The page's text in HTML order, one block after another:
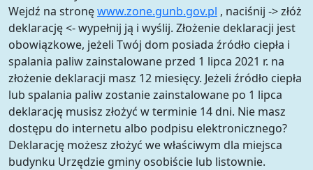
Wejdź na stronęwww.zone.gunb.gov.pl , naciśnij -> złóż
deklarację <- wypełnij ją i wyślij. Złożenie deklaracji jest
obowiązkowe, jeżeli Twój dom posiada źródło ciepła i
spalania paliw zainstalowane przed 1 lipca 2021 r. na
złożenie deklaracji masz 12 miesięcy. Jeżeli źródło ciepła
lub spalania paliw zostanie zainstalowane po 1 lipca
deklarację musisz złożyć w terminie 14 dni. Nie masz
dostępu do internetu albo podpisu elektronicznego?
Deklarację możesz złożyć we właściwym dla miejsca
budynku Urzędzie gminy osobiście lub listownie.